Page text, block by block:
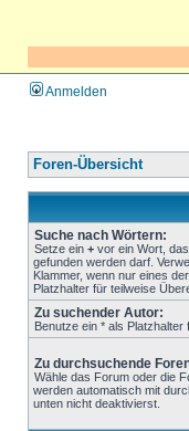
Anmelden
Foren-Übersicht
Suche nach Wörtern:
Setze ein + vor ein Wort,
gefunden werden darf.
Klammer, wenn nur eines
Platzhalter für teilweise
Zu suchender Autor:
Benutze ein * als Platzhalter
Zu durchsuchende
Wähle das Forum oder die
werden automatisch mit
unten nicht deaktivierst.